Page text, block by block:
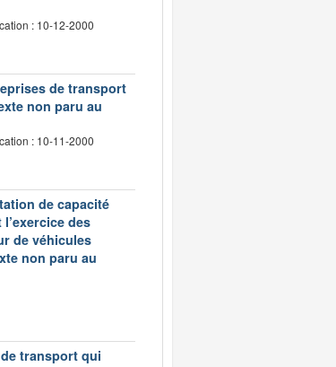
: 10-12-2000
de transport
non paru au
: 10-11-2000
de capacité
des
de véhicules
non paru au
transport qui